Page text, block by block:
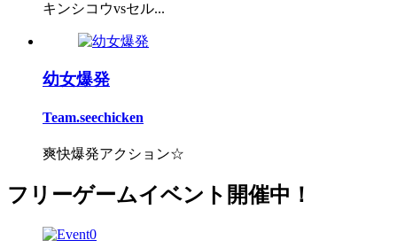
キンシコウvsセル...
幼女爆発
Team.seechicken
爽快爆発アクション☆
フリーゲームイベント開催中！